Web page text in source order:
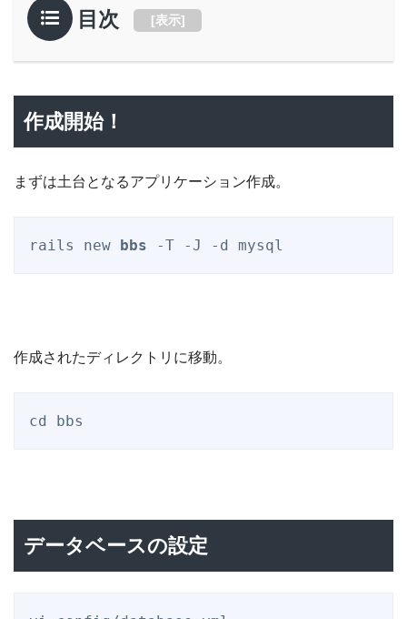
目次 [表示]
作成開始！
まずは土台となるアプリケーション作成。
rails new bbs
作成されたディレクトリに移動。
データベースの設定